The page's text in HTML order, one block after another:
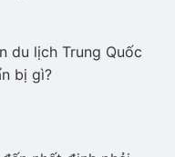
du lịch Trung Quốc
bị gì?